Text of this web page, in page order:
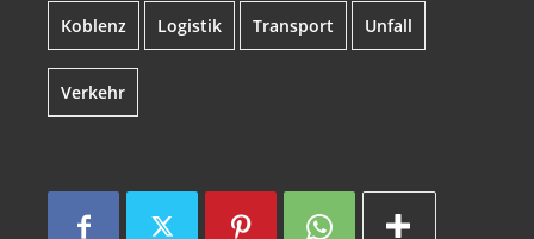
Koblenz Logistik Transport Unfall
Verkehr